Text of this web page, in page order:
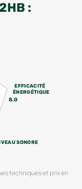
:
EFFICACITÉ
ÉNERGÉTIQUE
8.0
SONORE
techniques et prix en